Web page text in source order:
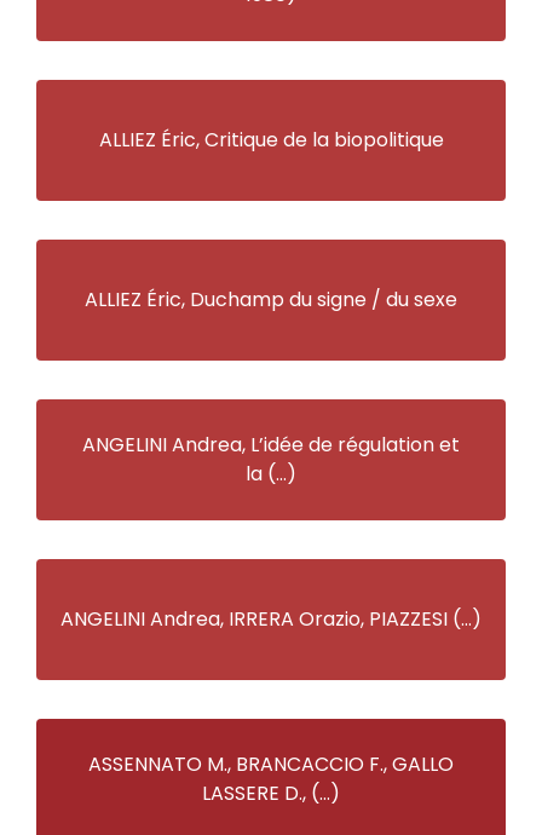
ALLIEZ Éric, Critique de la biopolitique
ALLIEZ Éric, Duchamp du signe / du sexe
ANGELINI Andrea, L’idée de régulation et
la (…)
ANGELINI Andrea, IRRERA Orazio, PIAZZESI (…)
ASSENNATO M., BRANCACCIO F., GALLO
LASSERE D., (…)